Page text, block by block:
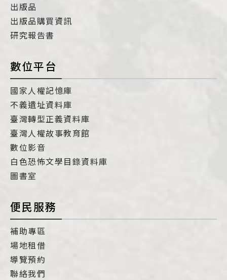
出版品
出版品購買資訊
研究報告書
數位平台
國家人權記憶庫
不義遺址資料庫
臺灣轉型正義資料庫
臺灣人權故事教育館
數位影音
白色恐怖文學目錄資料庫
圖書室
便民服務
補助專區
場地租借
導覽預約
聯絡我們